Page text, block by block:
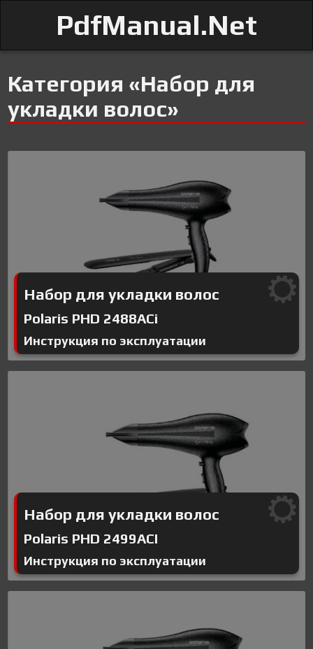
PdfManual.Net
Категория «Набор для
укладки волос»
Набор для укладки волос
Polaris PHD 2488ACi
Инструкция по эксплуатации
Набор для укладки волос
Polaris PHD 2499ACI
Инструкция по эксплуатации